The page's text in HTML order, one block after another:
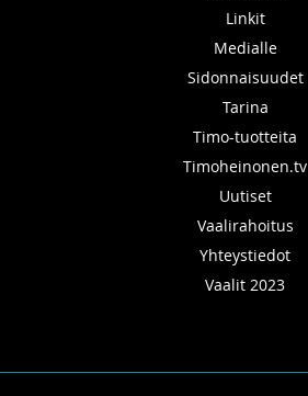
Linkit
Medialle
Sidonnaisuudet
Tarina
Timo-tuotteita
Timoheinonen.tv
Uutiset
Vaalirahoitus
Yhteystiedot
Vaalit 2023